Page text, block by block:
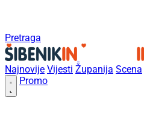
Pretraga
Najnovije Vijesti Županija Scena
Promo